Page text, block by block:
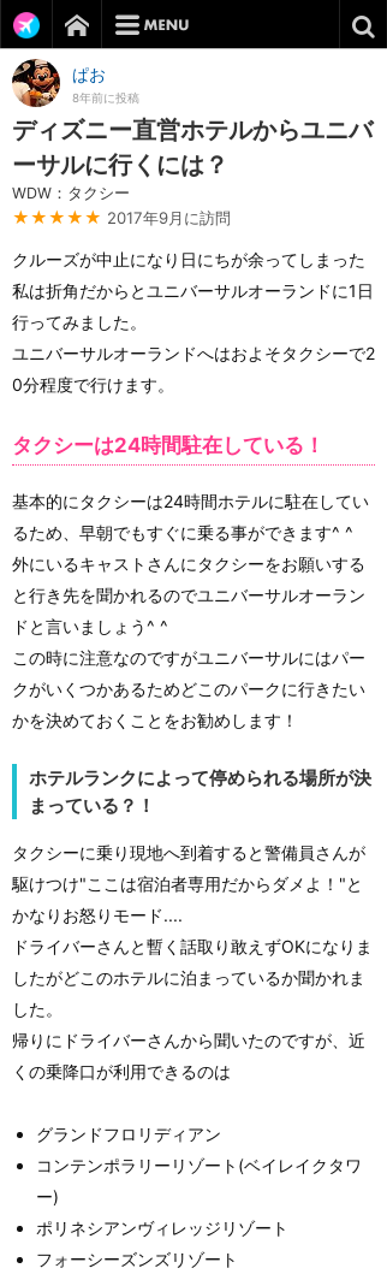
ぱお
8年前に投稿
ディズニー直営ホテルからユニバ
ーサルに行くには？
WDW：タクシー
★★★★★ 2017年9月に訪問
クルーズが中止になり日にちが余ってしまった
私は折角だからとユニバーサルオーランドに1日
行ってみました。
ユニバーサルオーランドへはおよそタクシーで2
0分程度で行けます。
タクシーは24時間駐在している！
基本的にタクシーは24時間ホテルに駐在してい
るため、早朝でもすぐに乗る事ができます^ ^
外にいるキャストさんにタクシーをお願いする
と行き先を聞かれるのでユニバーサルオーラン
ドと言いましょう^ ^
この時に注意なのですがユニバーサルにはパー
クがいくつかあるためどこのパークに行きたい
かを決めておくことをお勧めします！
ホテルランクによって停められる場所が決
まっている？！
タクシーに乗り現地へ到着すると警備員さんが
駆けつけ"ここは宿泊者専用だからダメよ！"と
かなりお怒りモード....
ドライバーさんと暫く話取り敢えずOKになりま
したがどこのホテルに泊まっているか聞かれま
した。
帰りにドライバーさんから聞いたのですが、近
くの乗降口が利用できるのは
グランドフロリディアン
コンテンポラリーリゾート(ベイレイクタワ
ー)
ポリネシアンヴィレッジリゾート
フォーシーズンズリゾート